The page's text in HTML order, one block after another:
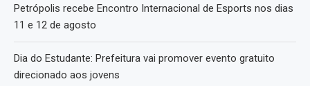
Petrópolis recebe Encontro Internacional de Esports nos dias
11 e 12 de agosto
Dia do Estudante: Prefeitura vai promover evento gratuito
direcionado aos jovens